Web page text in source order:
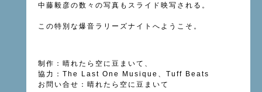
中藤毅彦の数々の写真もスライド映写される。
この特別な爆音ラリーズナイトへようこそ。
制作：晴れたら空に豆まいて、
協力： The Last One Musique
、Tuff Beats
お問い合せ：晴れたら空に豆まいて